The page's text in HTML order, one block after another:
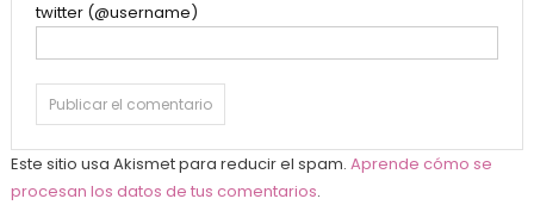
twitter (@username)
Este sitio usa Akismet para reducir el spam. Aprende cómo se
procesan los datos de tus comentarios.